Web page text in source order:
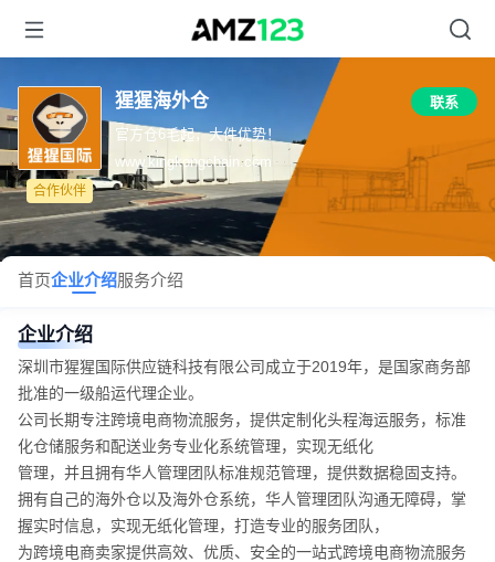
合作伙伴
猩猩海外仓
联系
官方仓6毛起，大件优势！
www.kingkongchain.com
首页企业介绍服务介绍
企业介绍
深圳市猩猩国际供应链科技有限公司成立于2019年，是国家商务部
批准的一级船运代理企业。
公司长期专注跨境电商物流服务，提供定制化头程海运服务，标准
化仓储服务和配送业务专业化系统管理，实现无纸化
管理，并且拥有华人管理团队标准规范管理，提供数据稳固支持。
拥有自己的海外仓以及海外仓系统，华人管理团队沟通无障碍，掌
握实时信息，实现无纸化管理，打造专业的服务团队，
为跨境电商卖家提供高效、优质、安全的一站式跨境电商物流服务